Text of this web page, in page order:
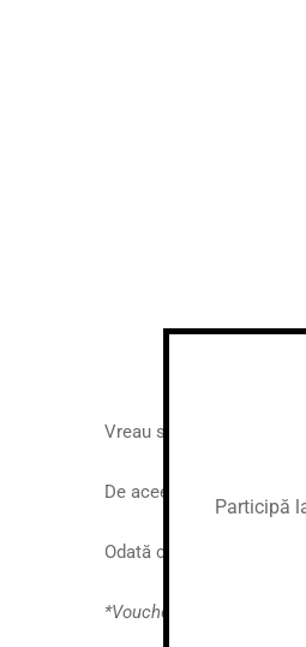
Vreau să-ți ofer
De aceea am pregătit
Odată cumpărat,
*Voucherul poate fi folosit
Participă